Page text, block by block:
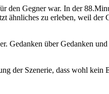
den Gegner war. In der
ähnliches zu erleben, weil
Gedanken über Gedanken
der Szenerie, dass wohl kein